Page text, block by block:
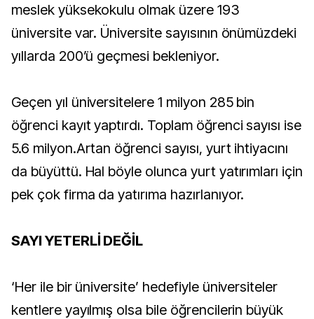
meslek yüksekokulu olmak üzere 193
üniversite var. Üniversite sayısının önümüzdeki
yıllarda 200’ü geçmesi bekleniyor.
Geçen yıl üniversitelere 1 milyon 285 bin
öğrenci kayıt yaptırdı. Toplam öğrenci sayısı ise
5.6 milyon.Artan öğrenci sayısı, yurt ihtiyacını
da büyüttü. Hal böyle olunca yurt yatırımları için
pek çok firma da yatırıma hazırlanıyor.
SAYI YETERLİ DEĞİL
‘Her ile bir üniversite’ hedefiyle üniversiteler
kentlere yayılmış olsa bile öğrencilerin büyük